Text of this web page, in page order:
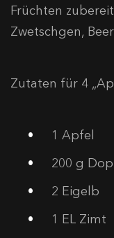
Früchten
Zwetschgen,
Zutaten für 4
1 Apfel
200 g
2 Eigelb
1 EL Zimt